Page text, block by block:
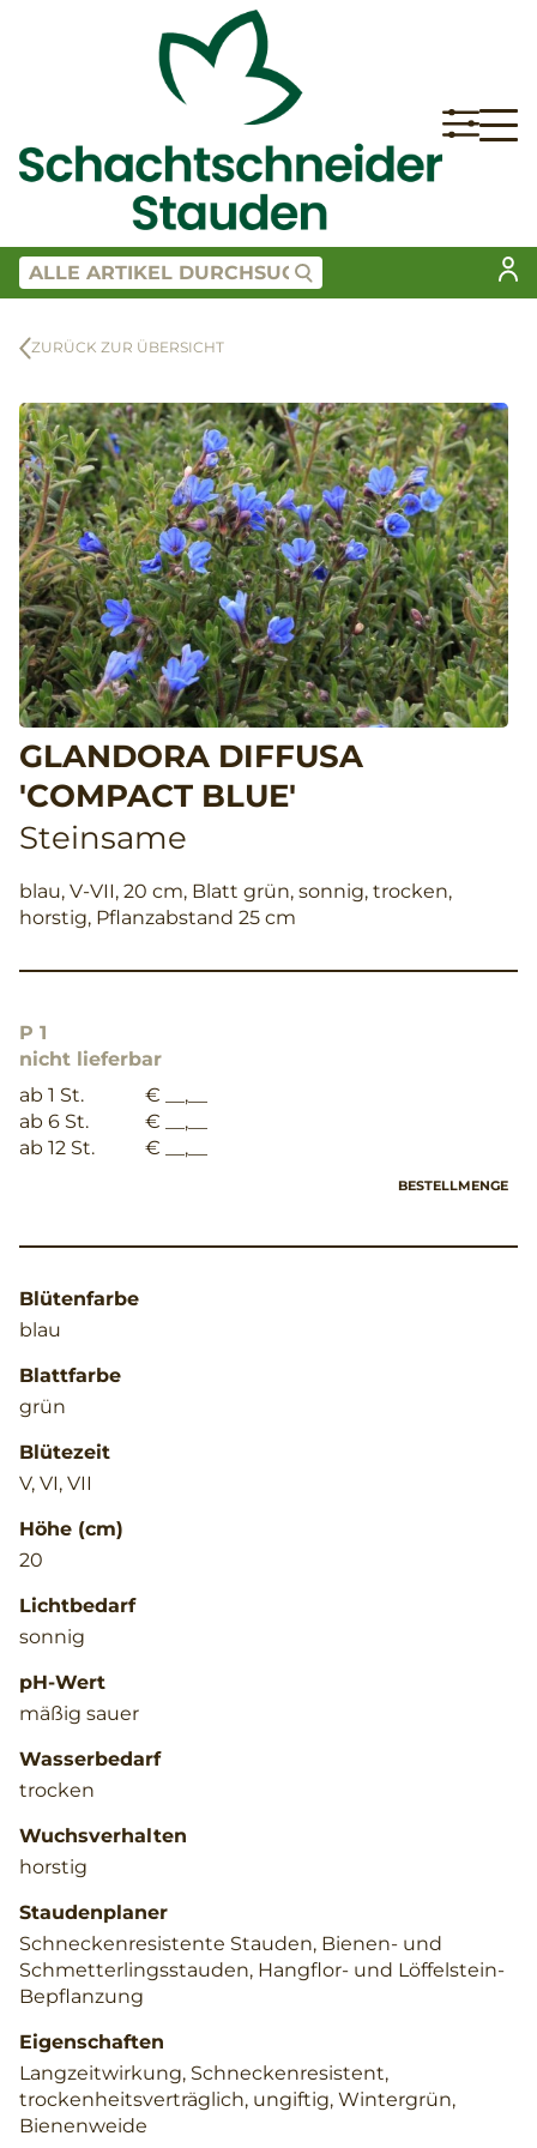
ZURÜCK ZUR ÜBERSICHT
GLANDORA DIFFUSA
'COMPACT BLUE'
Steinsame
blau, V-VII, 20 cm, Blatt grün, sonnig, trocken,
horstig, Pflanzabstand 25 cm
P 1
nicht lieferbar
ab 1 St.
€ __,__
ab 6 St.
€ __,__
ab 12 St.
€ __,__
BESTELLMENGE
Blütenfarbe
blau
Blattfarbe
grün
Blütezeit
V, VI, VII
Höhe (cm)
20
Lichtbedarf
sonnig
pH-Wert
mäßig sauer
Wasserbedarf
trocken
Wuchsverhalten
horstig
Staudenplaner
Schneckenresistente Stauden, Bienen- und
Schmetterlingsstauden, Hangflor- und Löffelstein-
Bepflanzung
Eigenschaften
Langzeitwirkung, Schneckenresistent,
trockenheitsverträglich, ungiftig, Wintergrün,
Bienenweide